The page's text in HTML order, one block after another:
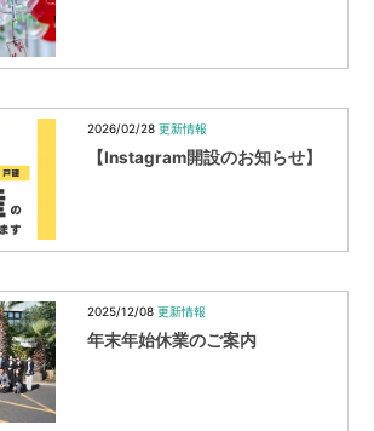
2026/02/28 更新情報
【Instagram開設のお知らせ】
2025/12/08 更新情報
年末年始休業のご案内